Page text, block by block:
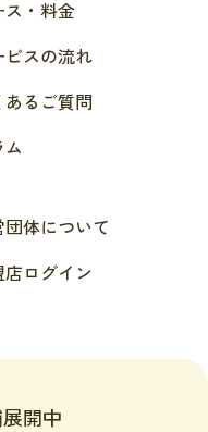
ス・料金
ビスの流れ
あるご質問
ム
体について
ログイン
開中